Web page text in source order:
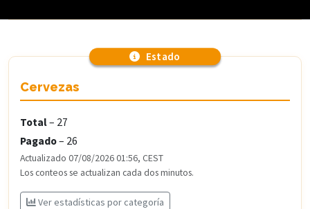
Cervezas
Estado
Total – 27
Pagado– 26
Actualizado 07/08/2026 01:56, CEST
Los conteos se actualizan cada dos minutos.
Ver estadísticas por categoría